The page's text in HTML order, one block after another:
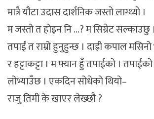
मात्रै यौटा उदास दार्शनिक जस्तो लाग्थ्यो ।
म जस्तो त होइन नि …? म सिग्रेट सल्काउछु ।
तपाईं त राम्रो हुनुहुन्छ । दाह्री कपाल
र हट्टाकट्टा । म फ्यान हुँ तपाईंको ।
लोभ्याउँछ । एकदिन सोधेको थियो–
राजु तिमी के खाएर लेख्छौ ?